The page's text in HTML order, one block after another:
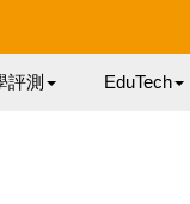
評測 EduTech